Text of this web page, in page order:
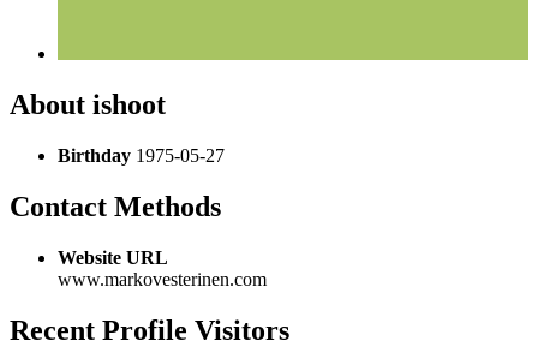
About ishoot
Birthday 1975-05-27
Contact Methods
Website URL
www.markovesterinen.com
Recent Profile Visitors